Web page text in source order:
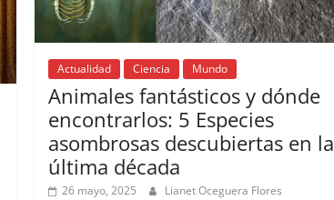
Actualidad Ciencia Mundo
Animales fantásticos y dónde
encontrarlos: 5 Especies
asombrosas descubiertas en la
última década
26 mayo, 2025 Lianet Oceguera Flores